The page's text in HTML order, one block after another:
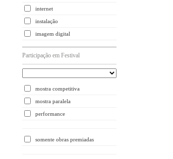
internet
instalação
imagem digital
Participação em Festival
mostra competitiva
mostra paralela
performance
somente obras premiadas